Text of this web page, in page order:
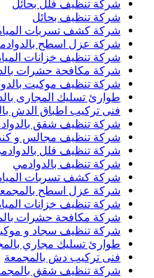
شركة تنظيف فلل بحائل
شركة تنظيف بحائل
شركة كشف تسربات المياه
شركة عزل اسطح
شركة تنظيف خزانات
شركة مكافحة حشرات
شركة تنظيف موكيت
طوارئ تسليك المجارى
فنى تركيب اطباق الدش
شركة تنظيف شقق
شركة تنظيف مجالس و
شركة تنظيف فلل
شركة تنظيف بالدوادمي
شركة كشف تسربات
شركة عزل اسطح
شركة تنظيف خزانات
شركة مكافحة حشرات
شركة تنظيف سجاد و
طوارئ تسليك مجاري
فنى تركيب دش بالمجمعة
شركة تنظيف شقق